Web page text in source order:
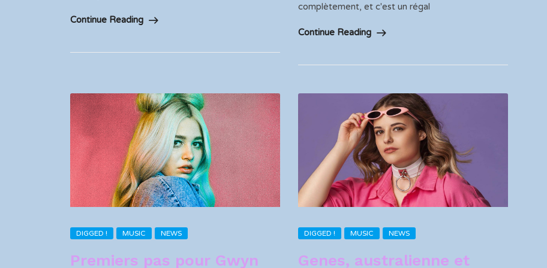
Continue Reading
complètement, et c'est un régal
Continue Reading
DIGGED ! MUSIC NEWS
Premiers pas pour Gwyn
DIGGED ! MUSIC NEWS
Genes, australienne et